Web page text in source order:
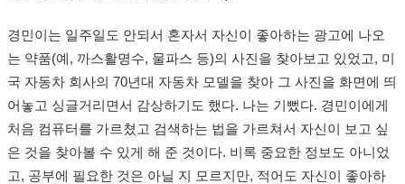
경민이는 일주일도 안되서 혼자서 자신이 좋아하는 광고에 나오
는 약품(예, 까스활명수, 물파스 등)의 사진을 찾아보고 있었고, 미
국 자동차 회사의 70년대 자동차 모델을 찾아 그 사진을 화면에 띄
어놓고 싱글거리면서 감상하기도 했다. 나는 기뻤다. 경민이에게
처음 컴퓨터를 가르쳤고 검색하는 법을 가르쳐서 자신이 보고 싶
은 것을 찾아볼 수 있게 해 준 것이다. 비록 중요한 정보도 아니었
고, 공부에 필요한 것은 아닐 지 모르지만, 적어도 자신이 좋아하